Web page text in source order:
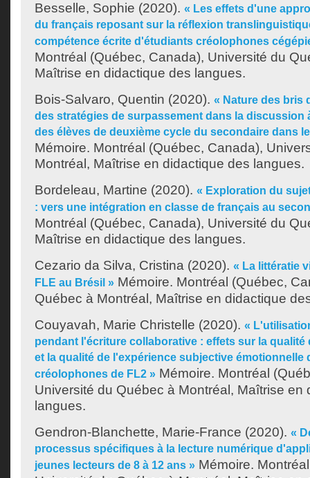
Besselle, Sophie (2020). « Les effets d'une
du français reposant sur la réflexion
compétence écrite d'étudiants créolophones
Montréal (Québec, Canada), Université du
Maîtrise en didactique des langues.
Bois-Salvaro, Quentin (2020). « Nature des bris
des stratégies de surpassement dans la discussion
des élèves de deuxième cycle du secondaire dans
Mémoire. Montréal (Québec, Canada),
Montréal, Maîtrise en didactique des langues.
Bordeleau, Martine (2020). « Exploration du
: vers une intégration en classe de français au
Montréal (Québec, Canada), Université du
Maîtrise en didactique des langues.
Cezario da Silva, Cristina (2020). « La littératie
FLE au Brésil » Mémoire. Montréal (Québec,
Québec à Montréal, Maîtrise en didactique
Couyavah, Marie Christelle (2020). «
pendant l'écriture collaborative : effets sur la
et la qualité de l'expérience subjective émotionnelle
créolophones de FL2 » Mémoire. Montréal
Université du Québec à Montréal, Maîtrise en
langues.
Gendron-Blanchette, Marie-France (2020). «
processus spécifiques à la lecture numérique
jeunes lecteurs de 8 à 12 ans » Mémoire.